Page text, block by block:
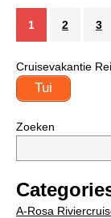
1 2 3
Cruisevakantie
Tui
Zoeken
A-Rosa